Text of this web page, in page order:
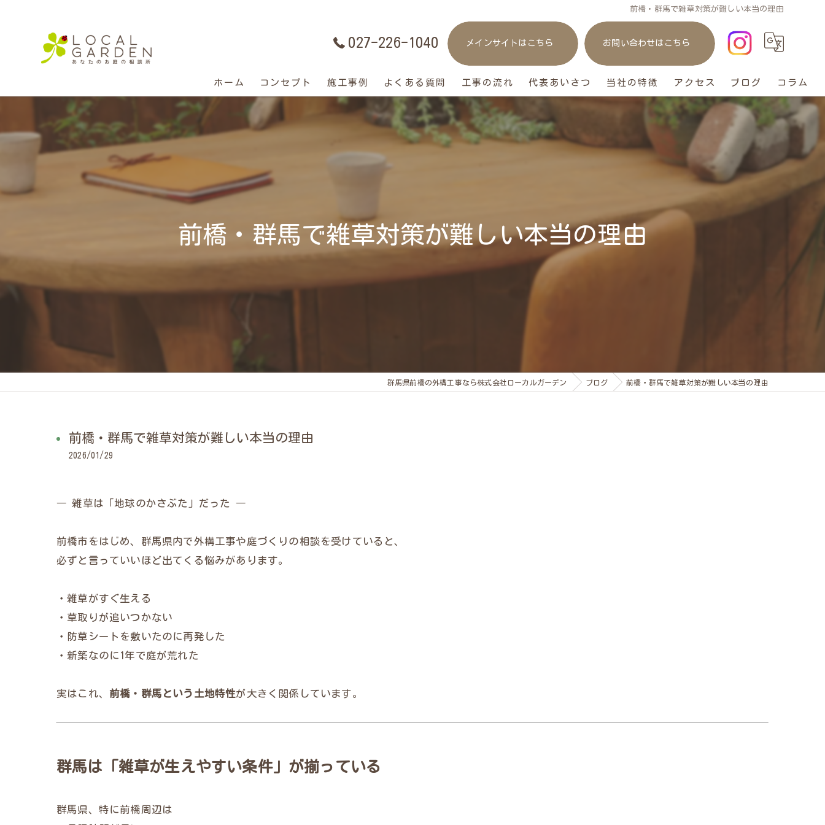
前橋・群馬で雑草対策が難しい本当の理由
027-226-1040 メインサイトはこちら お問い合わせはこちら
ホーム コンセプト 施工事例 よくある質問 工事の流れ 代表あいさつ 当社の特徴
リフォーム
おしゃれ
ペット
アクセス ブログ コラム
前橋・群馬で雑草対策が難しい本当の理由
群馬県前橋の外構工事なら株式会社ローカルガーデン ブログ 前橋・群馬で雑草対策が難しい本当の理由
前橋・群馬で雑草対策が難しい本当の理由
2026/01/29
― 雑草は「地球のかさぶた」だった ―
前橋市をはじめ、群馬県内で外構工事や庭づくりの相談を受けていると、
必ずと言っていいほど出てくる悩みがあります。
・雑草がすぐ生える
・草取りが追いつかない
・防草シートを敷いたのに再発した
・新築なのに1年で庭が荒れた
実はこれ、 前橋・群馬という土地特性が大きく関係しています。
群馬は「雑草が生えやすい条件」が揃っている
群馬県、特に前橋周辺は